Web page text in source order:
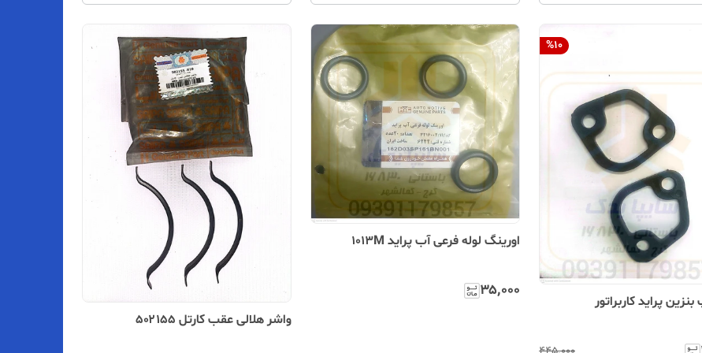
%10
پراید کاربراتور
اورینگ لوله فرعی آب پراید 1013M
۳۵٬۰۰۰
واشر هلالی عقب کارتل ۵۰۲۱۵۵